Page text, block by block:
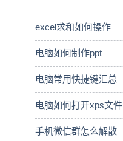
excel求和如何操作
电脑如何制作ppt
电脑常用快捷键汇总
电脑如何打开xps文件
手机微信群怎么解散